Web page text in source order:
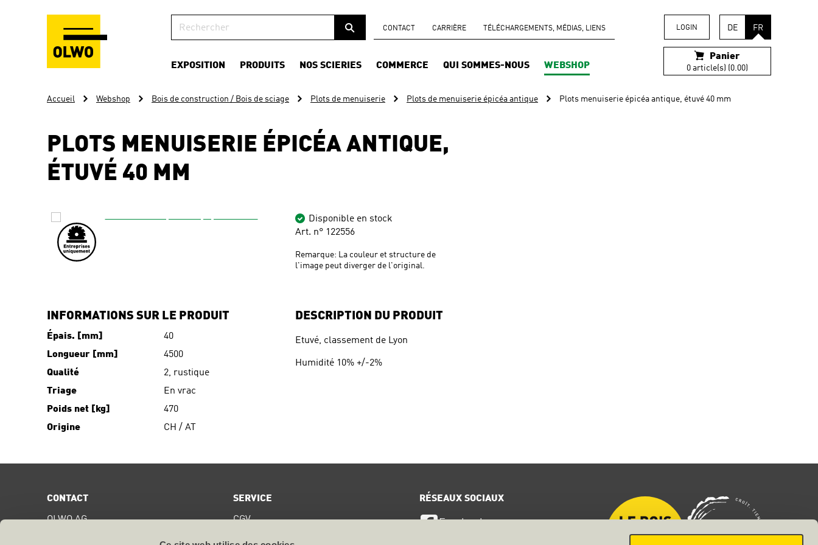
CONTACT CARRIÈRE TÉLÉCHARGEMENTS, MÉDIAS, LIENS DE FR
LOGIN
Panier
0 article(s) (0.00)
EXPOSITION PRODUITS NOS SCIERIES COMMERCE QUI SOMMES-NOUS WEBSHOP
Accueil Webshop Bois de construction / Bois de sciage Plots de menuiserie Plots de menuiserie épicéa antique Plots menuiserie épicéa antique, étuvé 40 mm
PLOTS MENUISERIE ÉPICÉA ANTIQUE,
ÉTUVÉ 40 MM
Disponible en stock
Art. n° 122556
Remarque: La couleur et structure de
l'image peut diverger de l'original.
INFORMATIONS SUR LE PRODUIT
Épais. [mm]
40
Longueur [mm]
4500
Qualité
2, rustique
Triage
En vrac
Poids net [kg]
470
Origine
CH / AT
DESCRIPTION DU PRODUIT
Etuvé, classement de Lyon
Humidité 10% +/-2%
CONTACT
OLWO AG
SERVICE
CGV
Digital Service
RÉSEAUX SOCIAUX
Facebook